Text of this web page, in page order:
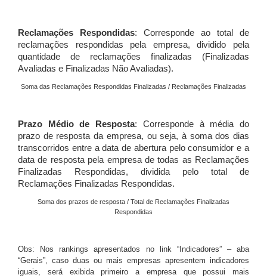
Reclamações Respondidas: Corresponde ao total de
reclamações respondidas pela empresa, dividido pela
quantidade de reclamações finalizadas (Finalizadas
Avaliadas e Finalizadas Não Avaliadas).
Soma das Reclamações Respondidas Finalizadas / Reclamações Finalizadas
Prazo Médio de Resposta: Corresponde à média do
prazo de resposta da empresa, ou seja, à soma dos dias
transcorridos entre a data de abertura pelo consumidor e a
data de resposta pela empresa de todas as Reclamações
Finalizadas Respondidas, dividida pelo total de
Reclamações Finalizadas Respondidas.
Soma dos prazos de resposta / Total de Reclamações Finalizadas
Respondidas
Obs: Nos rankings apresentados no link “Indicadores” – aba
“Gerais”, caso duas ou mais empresas apresentem indicadores
iguais, será exibida primeiro a empresa que possui mais